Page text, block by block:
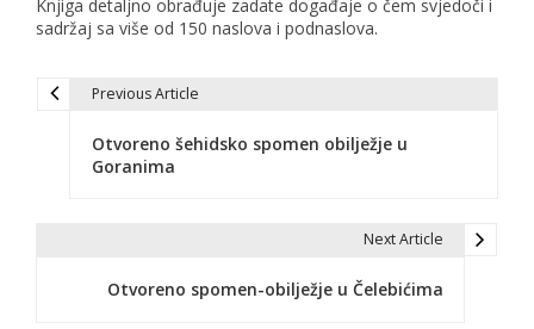
Knjiga detaljno obrađuje zadate događaje o čem svjedoči i
sadržaj sa više od 150 naslova i podnaslova.
Previous Article
Otvoreno šehidsko spomen obilježje u
Goranima
Next Article
Otvoreno spomen-obilježje u Čelebićima